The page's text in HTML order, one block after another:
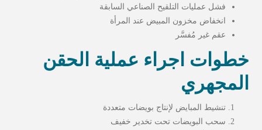
فشل عمليات التلقيح الصناعي السابقة
انخفاض مخزون المبيض عند المرأة
عقم غير مُفسَّر
خطوات اجراء عملية الحقن
المجهري
تنشيط المبايض لإنتاج بويضات متعددة
سحب البويضات تحت تخدير خفيف